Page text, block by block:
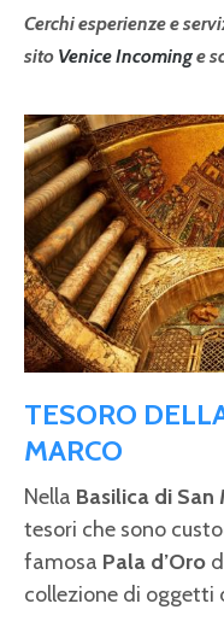
Cerchi esperienze e
sito Venice Incominge
TESORO
MARCO
Nella Basilica di San
tesori che sono
famosa Pala d’Oro
collezione di oggetti